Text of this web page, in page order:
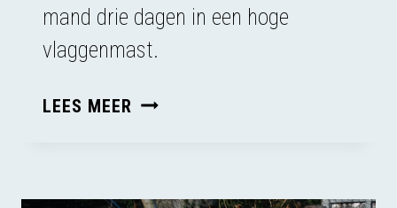
mand drie dagen in een hoge
vlaggenmast.
LEES MEER SCHIERMONNIKOOG,